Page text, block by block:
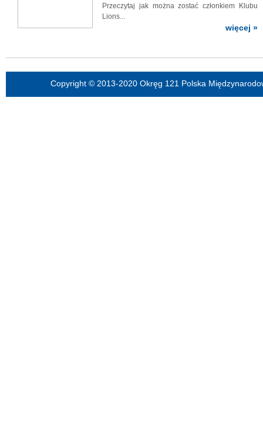
Przeczytaj jak można zostać członkiem Klubu
Lions...
więcej »
Copyright © 2013-2020 Okręg 121 Polska